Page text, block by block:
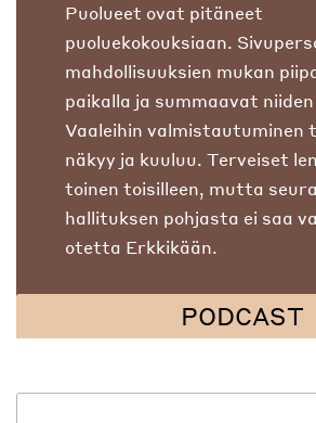
Puolueet ovat pitäneet
puoluekokouksiaan.
mahdollisuuksien mukan
paikalla ja summaavat
Vaaleihin valmistautuminen
näkyy ja kuuluu. Terveiset
toinen toisilleen, mutta
hallituksen pohjasta ei saa
otetta Erkkikään.
PODCAST